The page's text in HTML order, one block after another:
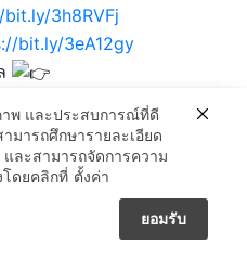
3h8RVFj
bit.ly/3eA12gy
พ และประสบการณ์ที่ดี
ารถศึกษารายละเอียด
และสามารถจัดการความ
โดยคลิกที่ ตั้งค่า
ยอมรับ